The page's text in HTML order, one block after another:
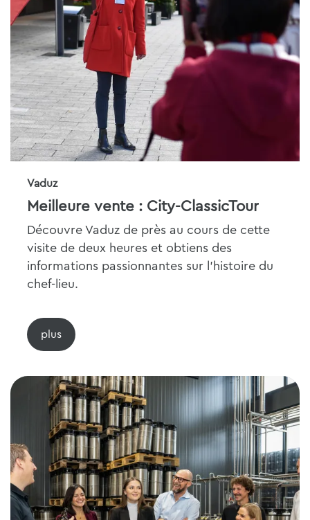
Vaduz
Meilleure vente : City-ClassicTour
Découvre Vaduz de près au cours de cette
visite de deux heures et obtiens des
informations passionnantes sur l'histoire du
chef-lieu.